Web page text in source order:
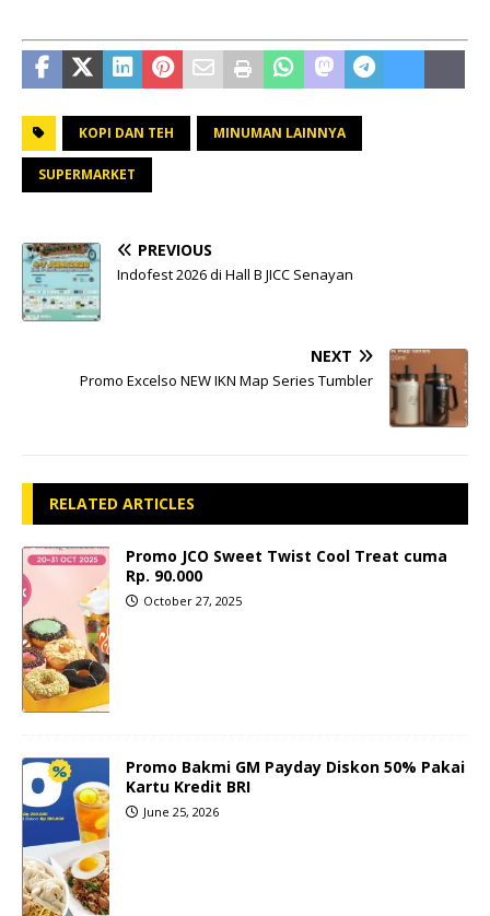
KOPI DAN TEH MINUMAN LAINNYA
SUPERMARKET
PREVIOUS
Indofest 2026 di Hall B JICC Senayan
NEXT
Promo Excelso NEW IKN Map Series Tumbler
RELATED ARTICLES
Promo JCO Sweet Twist Cool Treat cuma
Rp. 90.000
October 27, 2025
Promo Bakmi GM Payday Diskon 50% Pakai
Kartu Kredit BRI
June 25, 2026